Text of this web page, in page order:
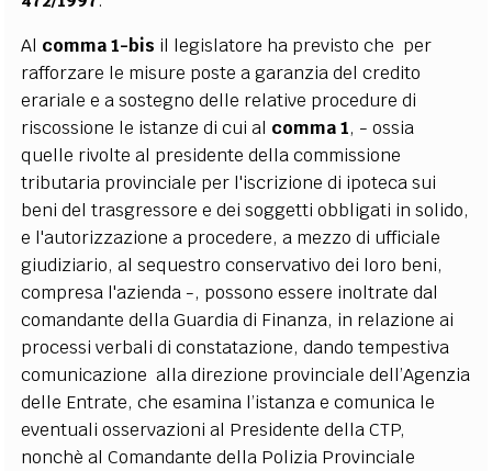
Al comma 1-bis il legislatore ha previsto che per
rafforzare le misure poste a garanzia del credito
erariale e a sostegno delle relative procedure di
riscossione le istanze di cui al comma 1, - ossia
quelle rivolte al presidente della commissione
tributaria provinciale per l'iscrizione di ipoteca sui
beni del trasgressore e dei soggetti obbligati in solido,
e l'autorizzazione a procedere, a mezzo di ufficiale
giudiziario, al sequestro conservativo dei loro beni,
compresa l'azienda -, possono essere inoltrate dal
comandante della Guardia di Finanza, in relazione ai
processi verbali di constatazione, dando tempestiva
comunicazione alla direzione provinciale dell’Agenzia
delle Entrate, che esamina l’istanza e comunica le
eventuali osservazioni al Presidente della CTP,
nonchè al Comandante della Polizia Provinciale